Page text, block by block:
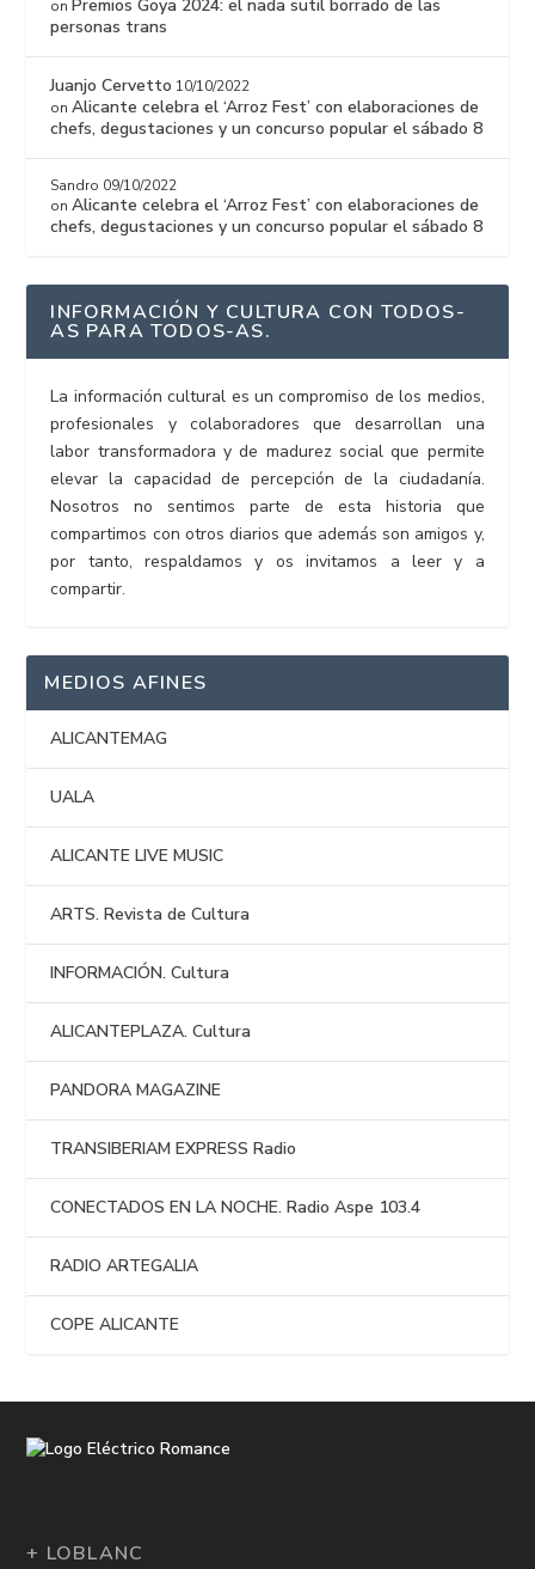
onPremios Goya 2024: el nada sutil borrado de las
personas trans
Juanjo Cervetto 10/10/2022
onAlicante celebra el ‘Arroz Fest’ con elaboraciones de
chefs, degustaciones y un concurso popular el sábado 8
Sandro 09/10/2022
onAlicante celebra el ‘Arroz Fest’ con elaboraciones de
chefs, degustaciones y un concurso popular el sábado 8
INFORMACIÓN Y CULTURA CON TODOS-
AS PARA TODOS-AS.
La información cultural es un compromiso de los medios,
profesionales y colaboradores que desarrollan una
labor transformadora y de madurez social que permite
elevar la capacidad de percepción de la ciudadanía.
Nosotros no sentimos parte de esta historia que
compartimos con otros diarios que además son amigos y,
por tanto, respaldamos y os invitamos a leer y a
compartir.
MEDIOS AFINES
ALICANTEMAG
UALA
ALICANTE LIVE MUSIC
ARTS. Revista de Cultura
INFORMACIÓN. Cultura
ALICANTEPLAZA. Cultura
PANDORA MAGAZINE
TRANSIBERIAM EXPRESS Radio
CONECTADOS EN LA NOCHE. Radio Aspe 103.4
RADIO ARTEGALIA
COPE ALICANTE
+ LOBLANC